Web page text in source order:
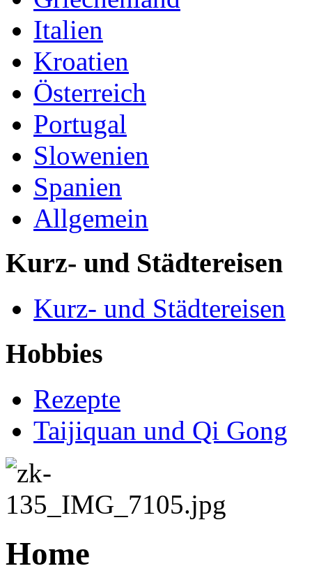
Italien
Kroatien
Österreich
Portugal
Slowenien
Spanien
Allgemein
Kurz- und Städtereisen
Kurz- und Städtereisen
Hobbies
Rezepte
Taijiquan und Qi Gong
Home